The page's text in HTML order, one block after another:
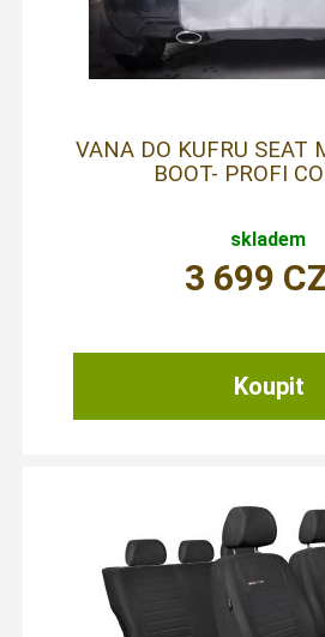
VANA DO KUFRU SEAT
BOOT- PROFI
skladem
3 699